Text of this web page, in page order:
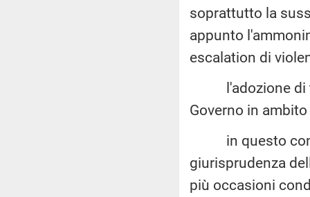
soprattutto la
appunto
escalation di
l'adozione di
Governo in
in questo
giurisprudenza
più occasioni